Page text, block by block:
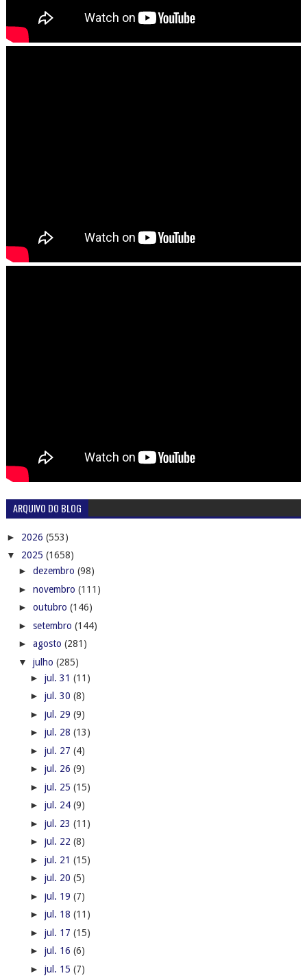
ARQUIVO DO BLOG
► 2026 (553)
▼ 2025 (1658)
► dezembro (98)
► novembro (111)
► outubro (146)
► setembro (144)
► agosto (281)
▼ julho (285)
► jul. 31 (11)
► jul. 30 (8)
► jul. 29 (9)
► jul. 28 (13)
► jul. 27 (4)
► jul. 26 (9)
► jul. 25 (15)
► jul. 24 (9)
► jul. 23 (11)
► jul. 22 (8)
► jul. 21 (15)
► jul. 20 (5)
► jul. 19 (7)
► jul. 18 (11)
► jul. 17 (15)
► jul. 16 (6)
► jul. 15 (7)